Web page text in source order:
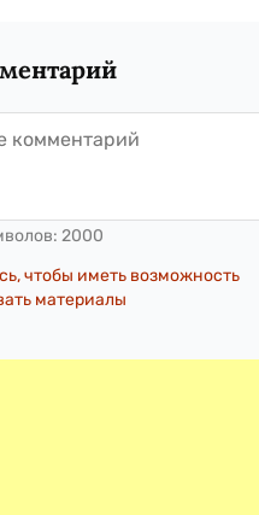
2000
чтобы иметь возможность
материалы